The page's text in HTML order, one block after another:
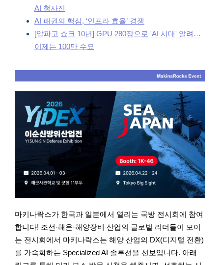
AI 청사진
AI 패권의 핵심, ‘인프라 효율’ 경쟁
[알파고 쇼크 10년] GPU 280장으로 'AI 시대' 알려…
이제는 100만 수요
마키나락스가 한국과 일본에서 열리는 국방 전시회에 참여
합니다! 조선·해운·해양장비 산업의 글로벌 리더들이 모이
는 전시회에서 마키나락스는 해양 산업의 DX(디지털 전환)
를 가속화하는 Specialized AI 솔루션을 선보입니다. 아래